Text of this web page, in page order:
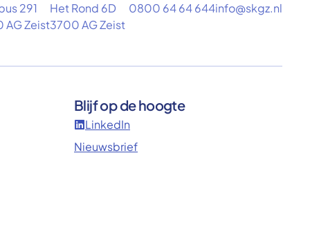
291
AG Zeist
Het Rond 6D
3700 AG Zeist
0800 64 64 644info@skgz.nl
Blijf op de hoogte
LinkedIn
Nieuwsbrief